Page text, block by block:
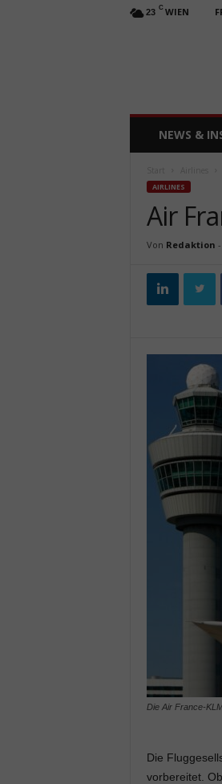
23 C WIEN
A
NEWS &
AIRLINES
Air
Von Redaktion -
Die Air France-
Die
vorbereitet.